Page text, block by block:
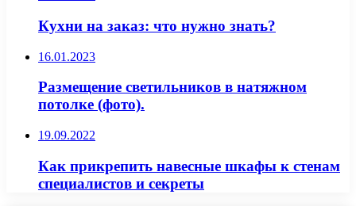
Кухни на заказ: что нужно знать?
16.01.2023
Размещение светильников в натяжном
потолке (фото).
19.09.2022
Как прикрепить навесные шкафы к стенам
специалистов и секреты